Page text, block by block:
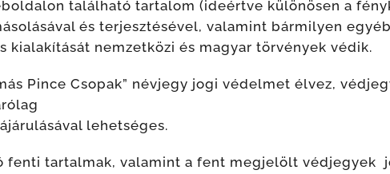
található tartalom (ideértve különösen a
és terjesztésével, valamint bármilyen
nemzetközi és magyar törvények védik.
Pince Csopak” névjegy jogi védelmet élvez,
lehetséges.
fenti tartalmak, valamint a fent megjelölt védjegyek